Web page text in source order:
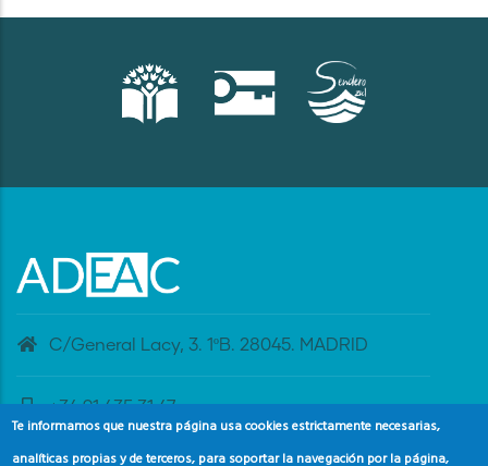
C/General Lacy, 3. 1ºB. 28045. MADRID
+34 91 435 31 47
Te informamos que nuestra página usa cookies estrictamente necesarias,
analíticas propias y de terceros, para soportar la navegación por la página,